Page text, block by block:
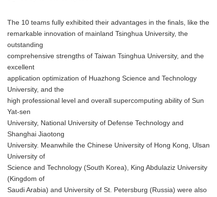
The 10 teams fully exhibited their advantages in the finals, like the
remarkable innovation of mainland Tsinghua University, the
outstanding
comprehensive strengths of Taiwan Tsinghua University, and the
excellent
application optimization of Huazhong Science and Technology
University, and the
high professional level and overall supercomputing ability of Sun
Yat-sen
University, National University of Defense Technology and
Shanghai Jiaotong
University. Meanwhile the Chinese University of Hong Kong, Ulsan
University of
Science and Technology (South Korea), King Abdulaziz University
(Kingdom of
Saudi Arabia) and University of St. Petersburg (Russia) were also